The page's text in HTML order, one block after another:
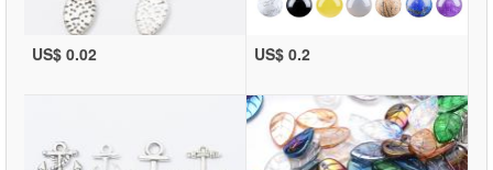
US$ 0.02 US$ 0.2